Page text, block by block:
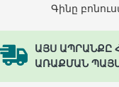
ԱՅՍ ԱՊՐԱՆՔԸ
ԱՌԱՔՄԱՆ
Գինը